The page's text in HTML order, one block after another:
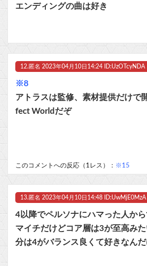
エンディングの曲は好き
12. 匿名 2023年04月10日14:24 ID:UzOTcyNDA
※8
アトラスは監修、素材提供だけで
fect Worldだぞ
このコメントへの反応（1レス）： ※15
13. 匿名 2023年04月10日14:48 ID:UwMjE0MzA
4以降でペルソナにハマった人か
マイチだけどコア層は3が至高み
分は4がバランス良くて好きなん